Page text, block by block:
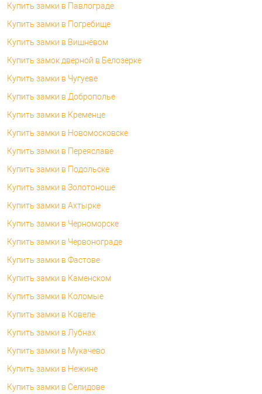
Купить замки в Павлограде
Купить замки в Погребище
Купить замки в Вишнёвом
Купить замок дверной в Белозерке
Купить замки в Чугуеве
Купить замки в Доброполье
Купить замки в Кременце
Купить замки в Новомосковске
Купить замки в Переяславе
Купить замки в Подольске
Купить замки в Золотоноше
Купить замки в Ахтырке
Купить замки в Черноморске
Купить замки в Червонограде
Купить замки в Фастове
Купить замки в Каменском
Купить замки в Коломые
Купить замки в Ковеле
Купить замки в Лубнах
Купить замки в Мукачево
Купить замки в Нежине
Купить замки в Селидове